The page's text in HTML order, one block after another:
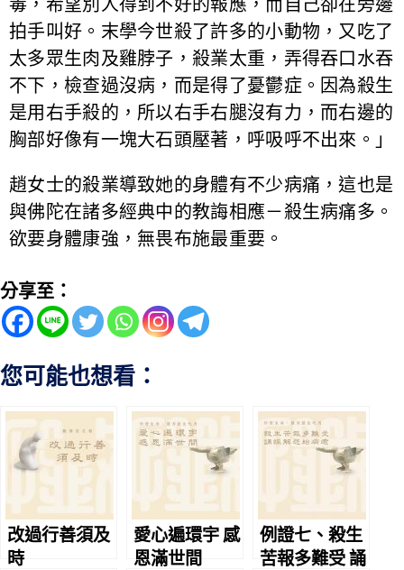
毒，希望別人得到不好的報應，而自己卻在旁邊
拍手叫好。末學今世殺了許多的小動物，又吃了
太多眾生肉及雞脖子，殺業太重，弄得吞口水吞
不下，檢查過沒病，而是得了憂鬱症。因為殺生
是用右手殺的，所以右手右腿沒有力，而右邊的
胸部好像有一塊大石頭壓著，呼吸呼不出來。」
趙女士的殺業導致她的身體有不少病痛，這也是
與佛陀在諸多經典中的教誨相應－殺生病痛多。
欲要身體康強，無畏布施最重要。
分享至：
您可能也想看：
改過行善須及
時
愛心遍環宇 感
恩滿世間
例證七、殺生
苦報多難受 誦